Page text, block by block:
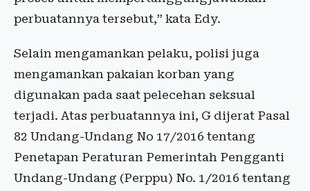
perbuatannya tersebut,” kata Edy.
Selain mengamankan pelaku, polisi juga
mengamankan pakaian korban yang
digunakan pada saat pelecehan seksual
terjadi. Atas perbuatannya ini, G dijerat Pasal
82 Undang-Undang No 17/2016 tentang
Penetapan Peraturan Pemerintah Pengganti
Undang-Undang (Perppu) No. 1/2016 tentang